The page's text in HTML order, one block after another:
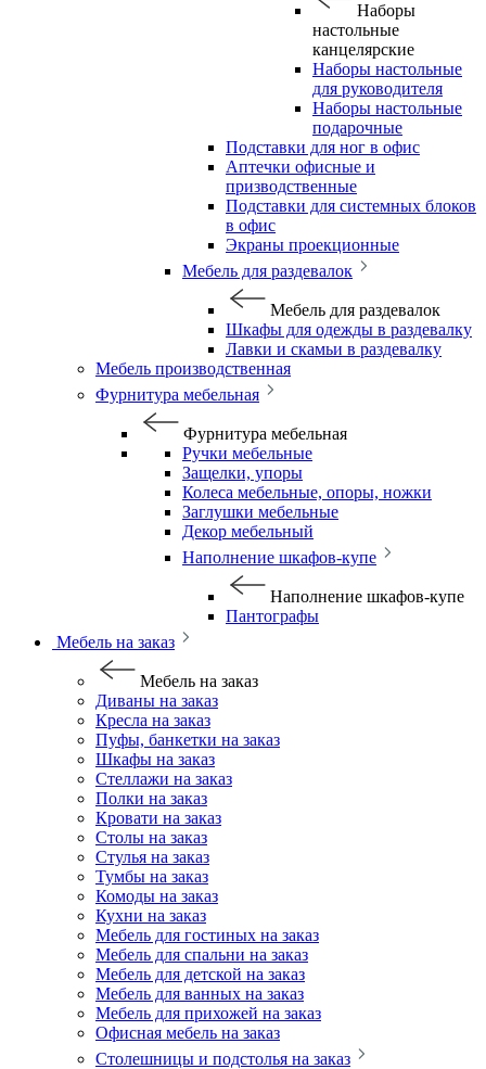
Наборы
настольные
канцелярские
Наборы настольные
для руководителя
Наборы настольные
подарочные
Подставки для ног в офис
Аптечки офисные и
призводственные
Подставки для системных блоков
в офис
Экраны проекционные
Мебель для раздевалок
Мебель для раздевалок
Шкафы для одежды в раздевалку
Лавки и скамьи в раздевалку
Мебель производственная
Фурнитура мебельная
Фурнитура мебельная
Ручки мебельные
Защелки, упоры
Колеса мебельные, опоры, ножки
Заглушки мебельные
Декор мебельный
Наполнение шкафов-купе
Наполнение шкафов-купе
Пантографы
Мебель на заказ
Мебель на заказ
Диваны на заказ
Кресла на заказ
Пуфы, банкетки на заказ
Шкафы на заказ
Стеллажи на заказ
Полки на заказ
Кровати на заказ
Столы на заказ
Стулья на заказ
Тумбы на заказ
Комоды на заказ
Кухни на заказ
Мебель для гостиных на заказ
Мебель для спальни на заказ
Мебель для детской на заказ
Мебель для ванных на заказ
Мебель для прихожей на заказ
Офисная мебель на заказ
Столешницы и подстолья на заказ